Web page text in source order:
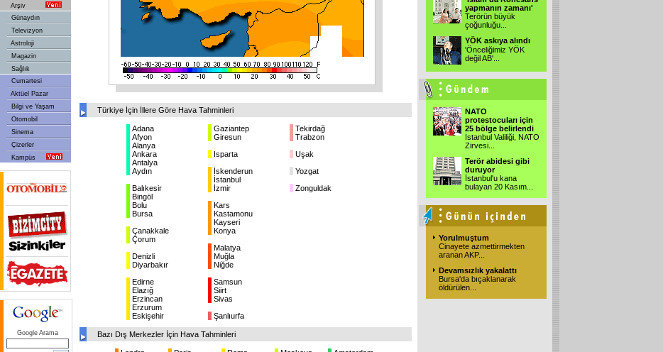
Arşiv
Günaydın
Televizyon
Astroloji
Magazin
Sağlık
Cumartesi
Aktüel Pazar
Bilgi ve Yaşam
Otomobil
Sinema
Çizerler
Kampüs
Google Arama
Türkiye İçin İllere Göre Hava Tahminleri
Adana Gaziantep
Tekirdağ
Afyon
Giresun
Trabzon
Alanya
Ankara
Isparta
Uşak
Antalya
Aydın
İskenderun
Yozgat
İstanbul
Balıkesir
İzmir
Zonguldak
Bingöl
Bolu
Kars
Bursa
Kastamonu
Kayseri
Çanakkale
Konya
Çorum
Malatya
Denizli
Muğla
Diyarbakır
Niğde
Edirne
Samsun
Elazığ
Siirt
Erzincan
Sivas
Erzurum
Eskişehir
Şanlıurfa
Bazı Dış Merkezler İçin Hava Tahminleri
yapmanın zamanı'
Terörün büyük
çoğunluğu
YÖK askıya alındı
'Önceliğimiz YÖK
değil AB'
NATO
protestocuları için
25 bölge belirlendi
İstanbul Valiliği, NATO
Zirvesi
Terör abidesi gibi
duruyor
İstanbul'u kana
bulayan 20 Kasım
Yorulmuştum
Cinayete azmettirmekten
aranan AKP...
Devamsızlık yakalattı
Bursa'da bıçaklanarak
öldürülen